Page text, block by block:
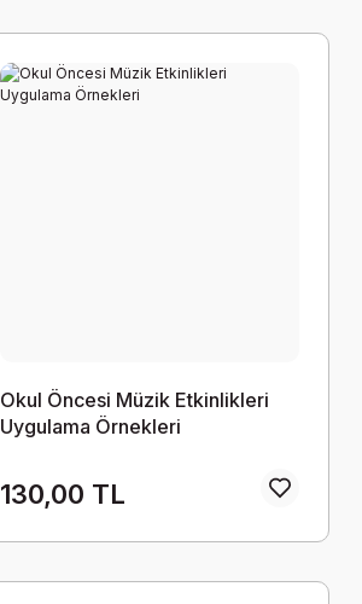
Okul Öncesi Müzik Etkinlikleri
Uygulama Örnekleri
130,00 TL